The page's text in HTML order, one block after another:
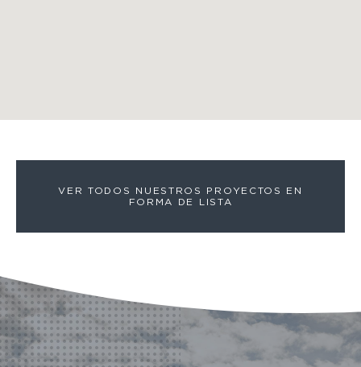
VER TODOS NUESTROS PROYECTOS EN
FORMA DE LISTA